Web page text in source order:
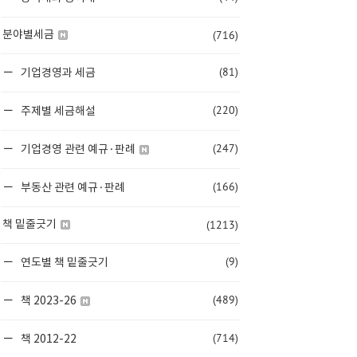
분야별세금 (716)
기업경영과 세금 (81)
주제별 세금해설 (220)
기업경영 관련 예규·판례 (247)
부동산 관련 예규·판례 (166)
책 밑줄긋기 (1213)
연도별 책 밑줄긋기 (9)
책 2023-26 (489)
책 2012-22 (714)